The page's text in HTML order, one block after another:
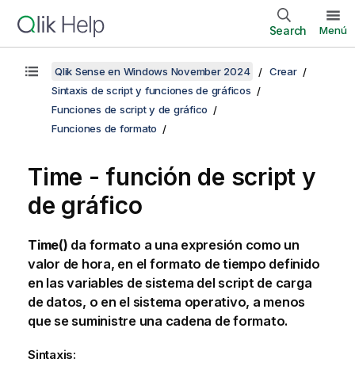
Search Menú
Qlik Sense en Windows November 2024
Crear
Sintaxis de script y funciones de gráficos
Funciones de script y de gráfico
Funciones de formato
Time - función de script y
de gráfico
Time() da formato a una expresión como un
valor de hora, en el formato de tiempo definido
en las variables de sistema del script de carga
de datos, o en el sistema operativo, a menos
que se suministre una cadena de formato.
Sintaxis: